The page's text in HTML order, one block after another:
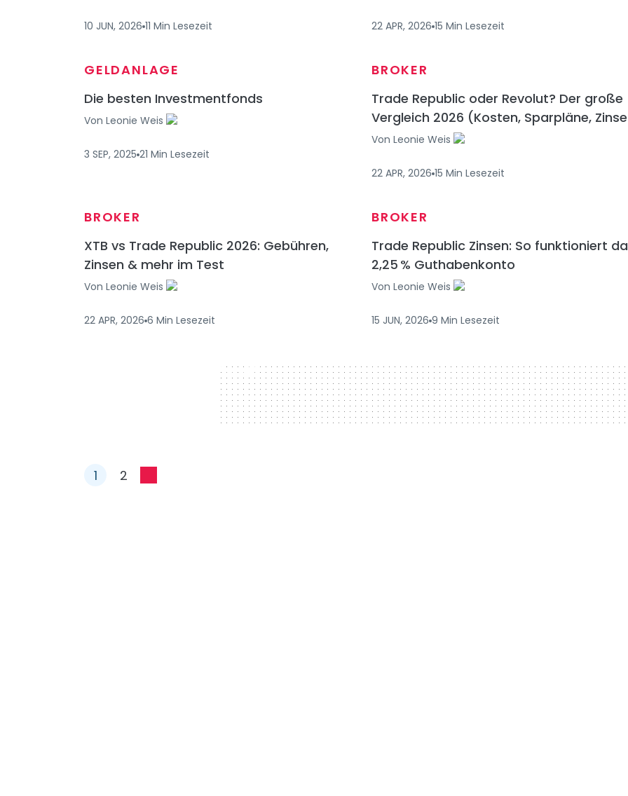
10 JUN, 2026 11 Min Lesezeit 22 APR, 2026 15 Min Lesezeit
GELDANLAGE
Die besten Investmentfonds
Von Leonie Weis
3 SEP, 2025 21 Min Lesezeit
BROKER
Trade Republic oder Revolut? Der große
Vergleich 2026 (Kosten, Sparpläne,
Von Leonie Weis
22 APR, 2026 15 Min Lesezeit
BROKER
XTB vs Trade Republic 2026: Gebühren,
Zinsen & mehr im Test
Von Leonie Weis
22 APR, 2026 6 Min Lesezeit
BROKER
Trade Republic Zinsen: So funktioniert
2,25 % Guthabenkonto
Von Leonie Weis
15 JUN, 2026 9 Min Lesezeit
728 x 90
1 2